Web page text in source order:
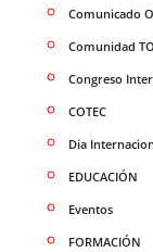
Comunicado
Comunidad TO
Congreso
COTEC
Dia
EDUCACIÓN
Eventos
FORMACIÓN